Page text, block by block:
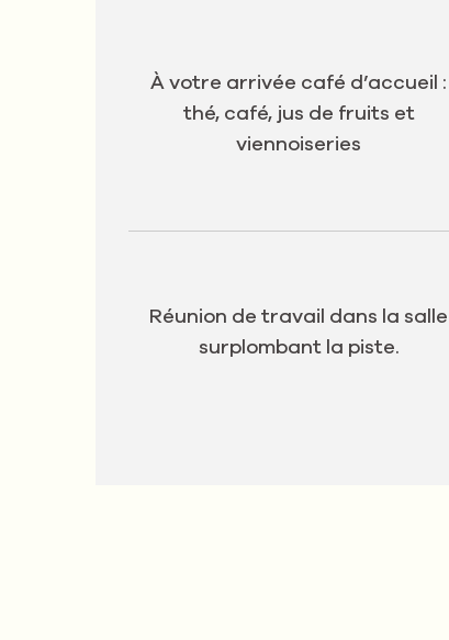
À votre arrivée café d’accueil :
thé, café, jus de fruits et
viennoiseries
Réunion de travail dans la salle
surplombant la piste.